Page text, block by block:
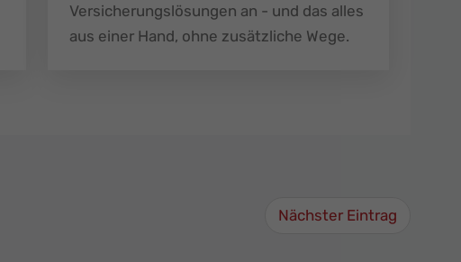
Versicherungslösungen an - und das alles
aus einer Hand, ohne zusätzliche Wege.
Nächster Eintrag